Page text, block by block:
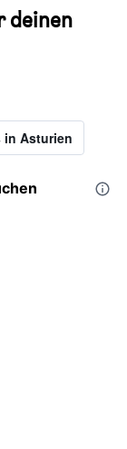
deinen
in Asturien